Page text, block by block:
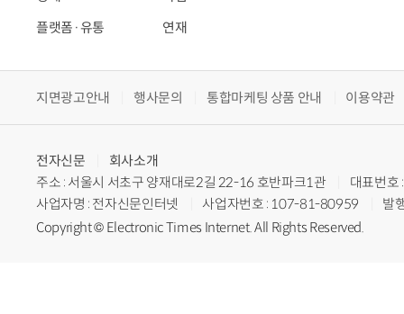
플랫폼·유통
연재
지면광고안내 행사문의 통합마케팅 상품 안내 이용약관
전자신문
회사소개
주소 : 서울시 서초구 양재대로2길 22-16 호반파크1관
대표번
사업자명 : 전자신문인터넷
사업자번호 : 107-81-80959
발
Copyright © Electronic Times Internet. All Rights Reserved.